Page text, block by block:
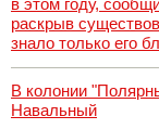
в этом году,
раскрыв
знало только его
В колонии
Навальный